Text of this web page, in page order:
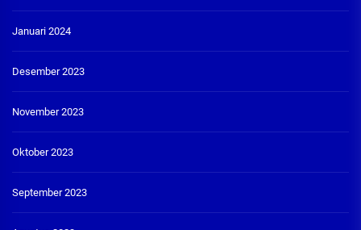
Januari 2024
Desember 2023
November 2023
Oktober 2023
September 2023